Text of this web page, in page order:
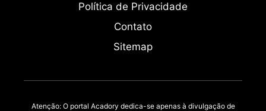
Política de Privacidade
Contato
Sitemap
Atenção: O portal Acadory dedica-se apenas à divulgação de